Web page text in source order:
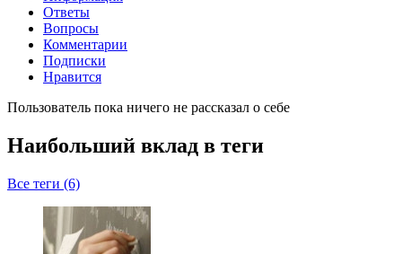
Ответы
Вопросы
Комментарии
Подписки
Нравится
Пользователь пока ничего не рассказал о себе
Наибольший вклад в теги
Все теги (6)